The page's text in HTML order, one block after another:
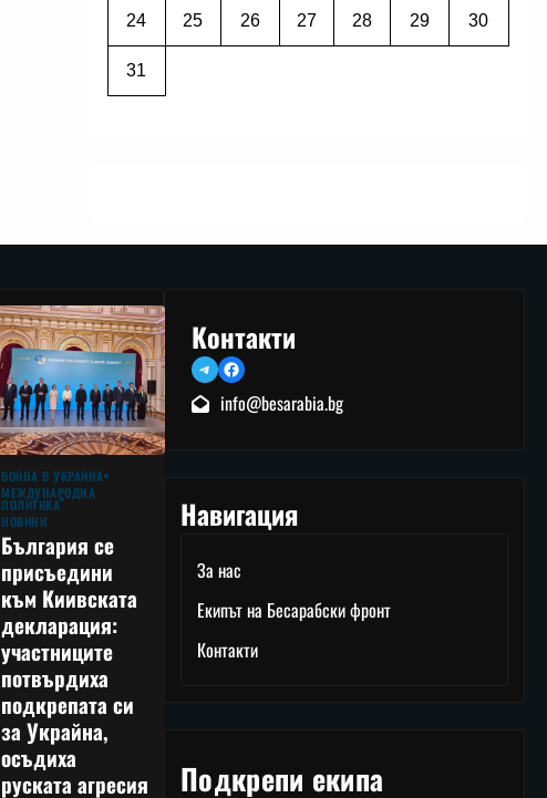
24 25 26 27 28 29 30
31
ВОЙНА В УКРАЙНА
МЕЖДУНАРОДНА
ПОЛИТИКА
НОВИНИ
България се
присъедини
към Киивската
декларация:
участниците
потвърдиха
подкрепата си
за Украйна,
осъдиха
руската агресия
Контакти
TelegramFacebook
info@besarabia.bg
Навигация
За нас
Екипът на Бесарабски фронт
Контакти
Подкрепи екипа